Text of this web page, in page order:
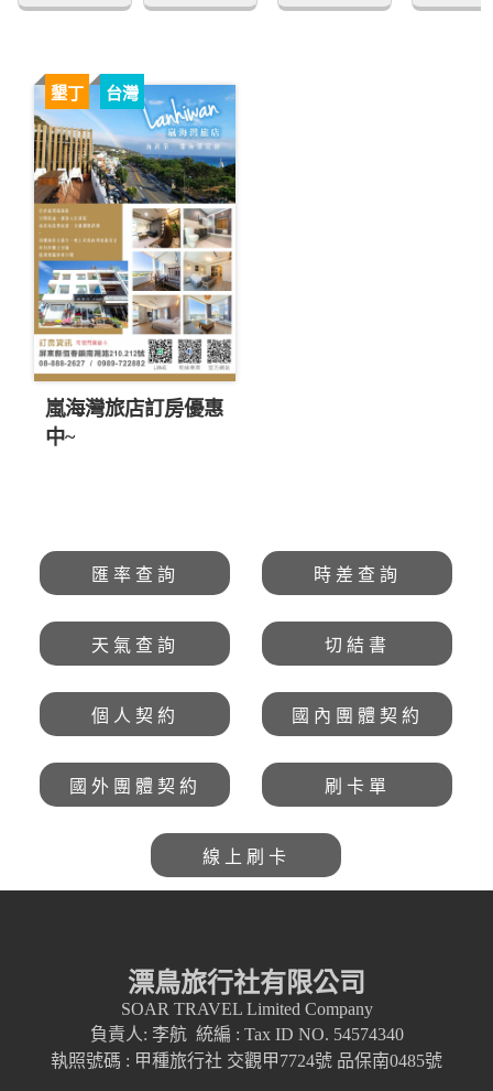
墾丁 台灣
嵐海灣旅店訂房優惠
中~
匯率查詢 時差查詢
天氣查詢 切結書
個人契約 國內團體契約
國外團體契約 刷卡單
線上刷卡
漂鳥旅行社有限公司
SOAR TRAVEL Limited Company
負責人: 李航 統編 : Tax ID NO. 54574340
執照號碼 : 甲種旅行社 交觀甲7724號 品保南0485號